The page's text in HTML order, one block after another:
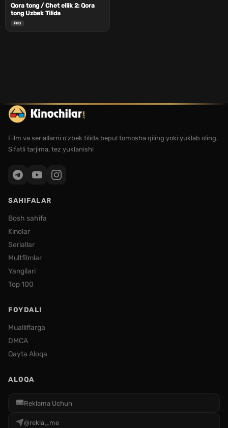
Qora tong / Chet ellik 2: Qora
tong Uzbek Tilida
FHD
Film va seriallarni o'zbek tilida bepul tomosha qiling yoki yuklab oling.
Sifatli tarjima, tez yuklanish!
SAHIFALAR
Bosh sahifa
Kinolar
Seriallar
Multfilmlar
Yangilari
Top 100
FOYDALI
Mualliflarga
DMCA
Qayta Aloqa
ALOQA
Reklama Uchun
@rekla_me